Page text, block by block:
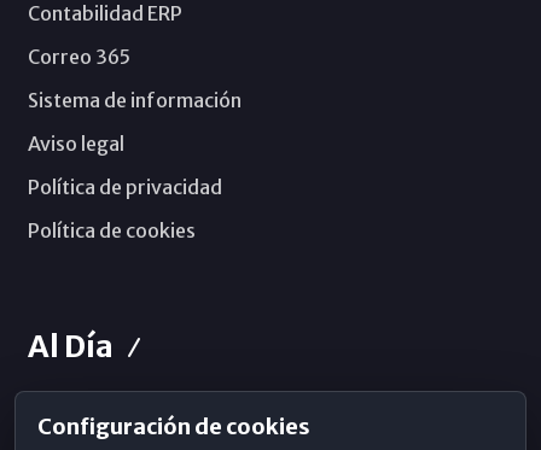
Contabilidad ERP
Correo 365
Sistema de información
Aviso legal
Política de privacidad
Política de cookies
Al Día
Horarios de Misa
Configuración de cookies